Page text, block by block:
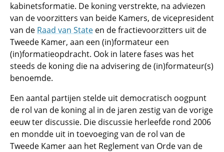
kabinetsformatie. De koning verstrekte, na adviezen
van de voorzitters van beide Kamers, de vicepresident
van de Raad van State en de fractievoorzitters uit de
Tweede Kamer, aan een (in)formateur een
(in)formatieopdracht. Ook in latere fases was het
steeds de koning die na advisering de (in)formateur(s)
benoemde.
Een aantal partijen stelde uit democratisch oogpunt
de rol van de koning al in de jaren zestig van de vorige
eeuw ter discussie. Die discussie herleefde rond 2006
en mondde uit in toevoeging van de rol van de
Tweede Kamer aan het Reglement van Orde van de